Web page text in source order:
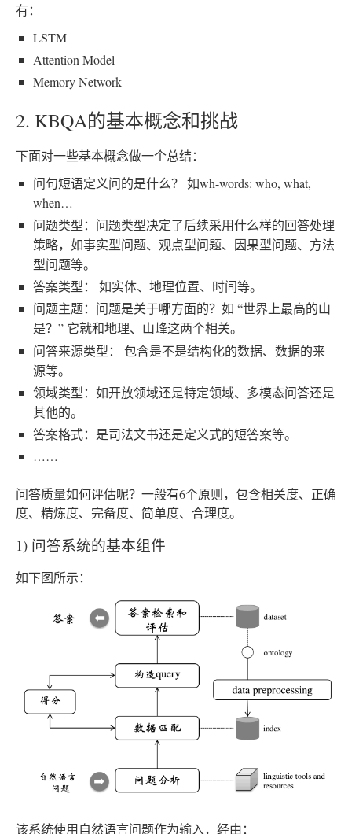
有：
LSTM
Attention Model
Memory Network
2. KBQA的基本概念和挑战
下面对一些基本概念做一个总结：
问句短语定义问的是什么？ 如wh-words: who, what,
when…
问题类型：问题类型决定了后续采用什么样的回答处理
策略，如事实型问题、观点型问题、因果型问题、方法
型问题等。
答案类型： 如实体、地理位置、时间等。
问题主题：问题是关于哪方面的？如 “世界上最高的山
是？” 它就和地理、山峰这两个相关。
问答来源类型： 包含是不是结构化的数据、数据的来
源等。
领域类型：如开放领域还是特定领域、多模态问答还是
其他的。
答案格式：是司法文书还是定义式的短答案等。
……
问答质量如何评估呢？一般有6个原则，包含相关度、正确
度、精炼度、完备度、简单度、合理度。
1) 问答系统的基本组件
如下图所示：
该系统使用自然语言问题作为输入，经由：